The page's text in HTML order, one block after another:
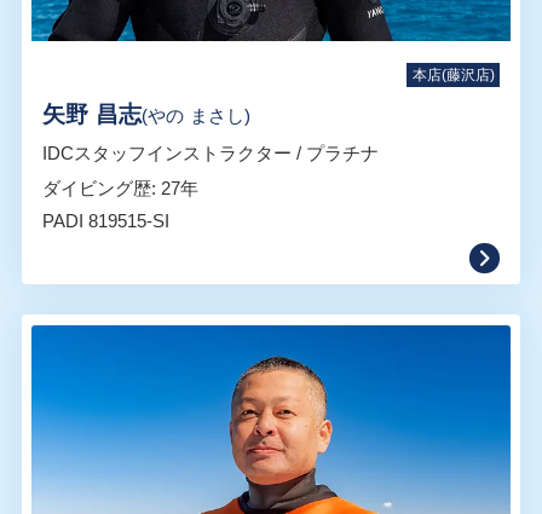
本店(藤沢店)
矢野 昌志(やの まさし)
IDCスタッフインストラクター / プラチナ
ダイビング歴: 27年
PADI 819515-SI